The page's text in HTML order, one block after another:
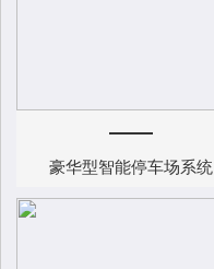
豪华型智能停车场系统